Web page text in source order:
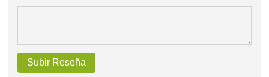
Subir Reseña